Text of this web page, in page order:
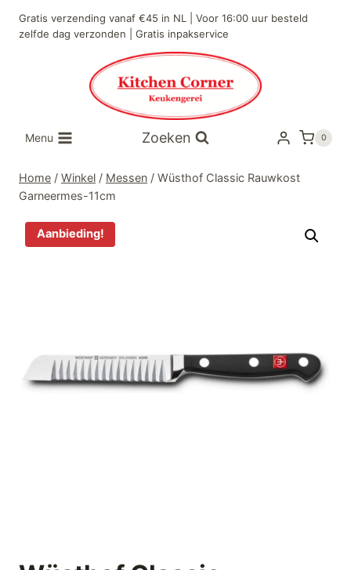
naar
Gratis verzending vanaf €45 in NL | Voor 16:00 uur besteld
zelfde dag verzonden | Gratis inpakservice
Menu Zoeken 0
Home / Winkel / Messen / Wüsthof Classic Rauwkost
Garneermes-11cm
Aanbieding!